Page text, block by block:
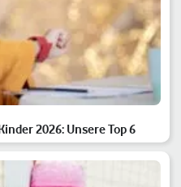
2026: Unsere Top 6